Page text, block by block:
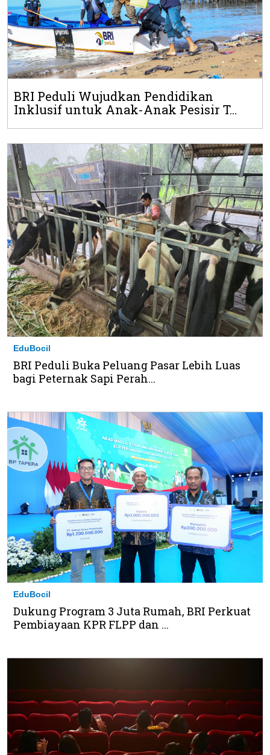
BRI Peduli Wujudkan Pendidikan
Inklusif untuk Anak-Anak Pesisir T...
EduBocil
BRI Peduli Buka Peluang Pasar Lebih Luas
bagi Peternak Sapi Perah...
EduBocil
Dukung Program 3 Juta Rumah, BRI Perkuat
Pembiayaan KPR FLPP dan ...